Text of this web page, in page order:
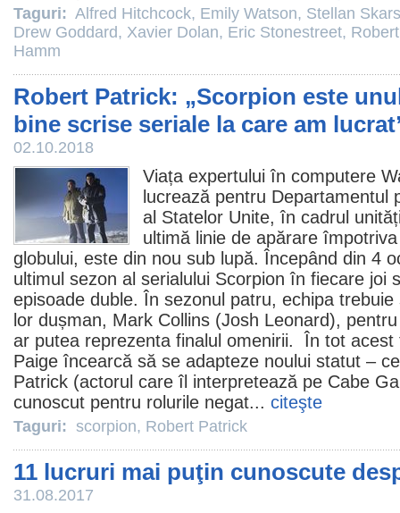
Taguri: Alfred Hitchcock, Emily Watson, Stellan
Drew Goddard, Xavier Dolan, Eric Stonestreet,
Hamm
Robert Patrick: „Scorpion este
bine scrise seriale la care am
02.10.2018
Viața expertului în computere
lucrează pentru Departamentul
al Statelor Unite, în cadrul
ultimă linie de apărare
globului, este din nou sub lupă. Începând din 4
ultimul sezon al serialului Scorpion în fiecare joi
episoade duble. În sezonul patru, echipa
lor dușman, Mark Collins (Josh Leonard),
ar putea reprezenta finalul omenirii. În tot acest
Paige încearcă să se adapteze noului statut –
Patrick (actorul care îl interpretează pe Cabe
cunoscut pentru rolurile negat... citeşte
Taguri: scorpion, Robert Patrick
11 lucruri mai puţin cunoscute
31.08.2017